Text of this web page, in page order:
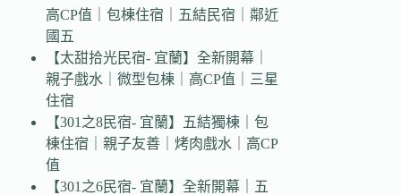
高CP值｜包棟住宿｜五結民宿｜鄰近
國五
【太甜拾光民宿- 宜蘭】全新開幕｜
親子戲水｜微型包棟｜高CP值｜三星
住宿
【301之8民宿- 宜蘭】五結獨棟｜包
棟住宿｜親子友善｜烤肉戲水｜高CP
值
【301之6民宿- 宜蘭】全新開幕｜五